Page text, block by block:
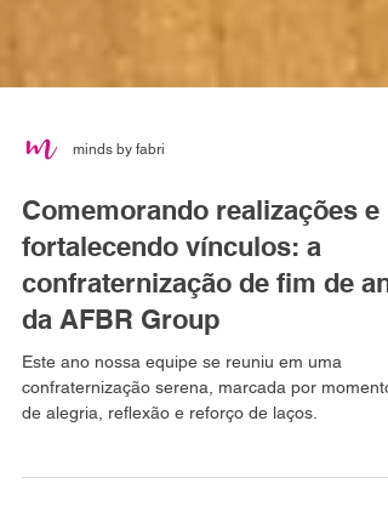
minds by fabri
Comemorando realizações e
fortalecendo vínculos: a
confraternização de fim de
da AFBR Group
Este ano nossa equipe se reuniu em uma